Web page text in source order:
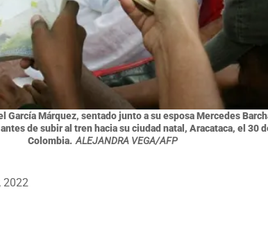
García Márquez, sentado junto a su esposa Mercedes
de subir al tren hacia su ciudad natal, Aracataca, el 30
Colombia. ALEJANDRA VEGA/AFP
2022